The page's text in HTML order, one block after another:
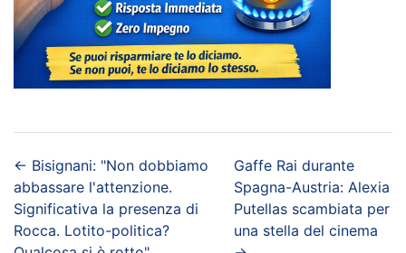
← Bisignani: "Non dobbiamo
abbassare l'attenzione.
Significativa la presenza di
Rocca. Lotito-politica?
Gaffe Rai durante
Spagna-Austria: Alexia
Putellas scambiata per
una stella del cinema